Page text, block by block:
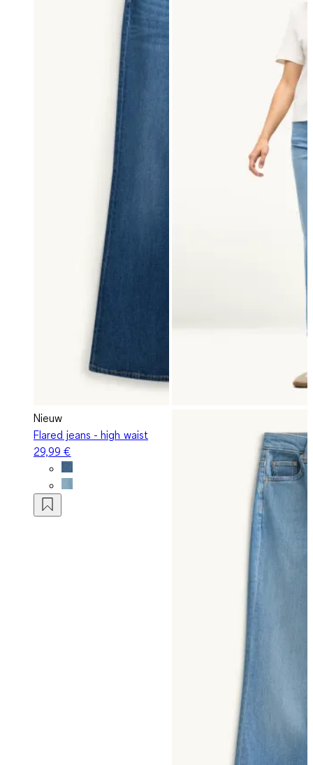
Nieuw
Flared jeans - high waist
29,99 €